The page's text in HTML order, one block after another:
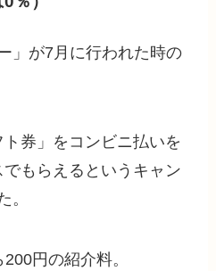
」が7月に行われた時の
券」をコンビニ払いを
もらえるというキャン
。
円の紹介料。